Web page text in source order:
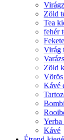
Zöld
Tea
fehér
Virág
Zöld
Vörös
Kávé
Yerba
Kávé